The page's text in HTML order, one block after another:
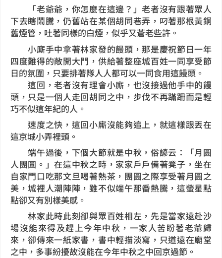
「老爺爺，你怎麼在這邊？」老者沒有跟著眾人
下去瞎鬧騰，仍舊站在某個胡同巷弄，叼著那根黃銅
舊煙管，吐著同樣的白煙，似乎又蒼老些許。
小廝手中拿著林家發的饅頭，那是慶祝節日一年
四度難得的敞開大門，供給著整座城百姓一同享受節
日的氛圍，只要排著隊人人都可以一同食用這饅頭。
這回，老者沒有理會小廝，也沒接過他手中的饅
頭，只是一個人走回胡同之中，步伐不再蹣跚而是輕
巧不似這年紀的人。
速度之快，這回小廝沒能夠追上，就這樣跟丟在
這京城小弄裡頭。
端午過後，下個大節就是中秋，俗諺云：「月圓
人團圓。」在這中秋之時，家家戶戶備著凳子，坐在
自家門口吃那文旦喝著熱茶，團圓之際享受著月圓之
美，城裡人潮陣陣，雖不似端午那番熱騰，這螢星點
點卻又有別樣美感。
林家此時此刻卻與眾百姓相左，先是當家遠赴沙
場沒能來得及趕上今年中秋，一家人苦盼著老爺歸
來，卻傳來一紙家書，書中輕描淡寫，只道遠在廟堂
之中，多事紛擾故沒能在今年中秋之中回京過節。